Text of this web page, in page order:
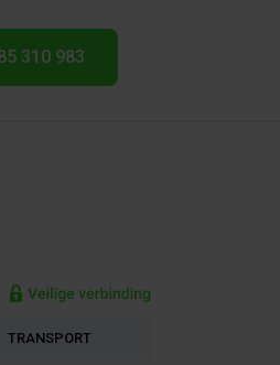
310 983
TRANSPORT